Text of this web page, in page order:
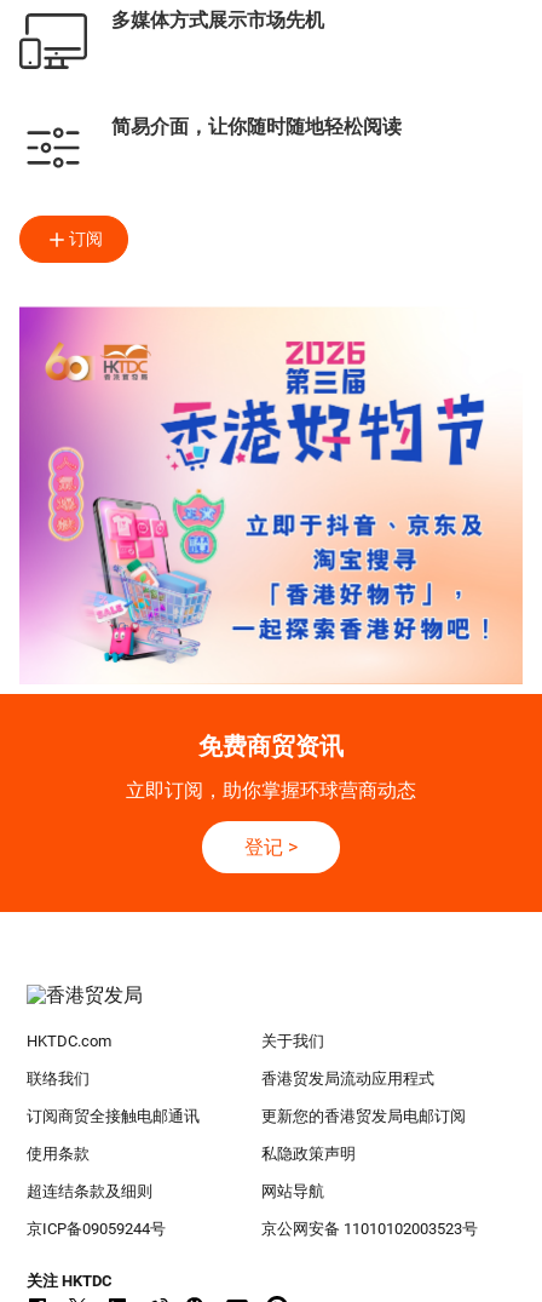
多媒体方式展示市场先机
简易介面，让你随时随地轻松阅读
订阅
免费商贸资讯
立即订阅，助你掌握环球营商动态
登记 >
HKTDC.com 关于我们
联络我们 香港贸发局流动应用程式
订阅商贸全接触电邮通讯 更新您的香港贸发局电邮订阅
使用条款 私隐政策声明
超连结条款及细则 网站导航
京ICP备09059244号 京公网安备 11010102003523号
关注 HKTDC